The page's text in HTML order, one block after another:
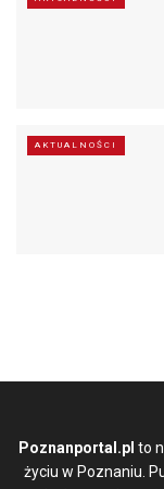
AKTUALNOŚCI
Poznanportal.pl to
życiu w Poznaniu.